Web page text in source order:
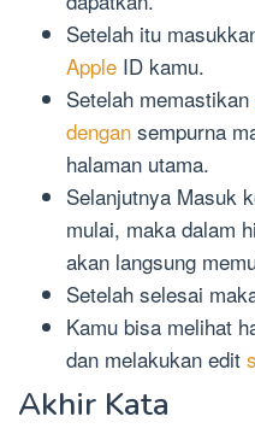
Setelah itu
Apple ID kamu.
Setelah memastikan
dengan sempurna
halaman utama.
Selanjutnya Masuk
mulai, maka dalam
akan langsung
Setelah selesai
Kamu bisa melihat
dan melakukan edit
Akhir Kata